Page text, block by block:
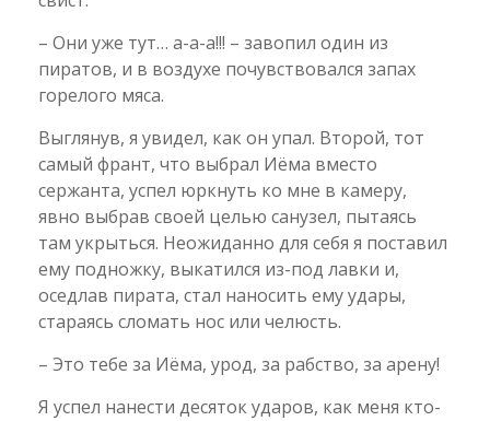
– Они уже тут… а-а-а!!! – завопил один из
пиратов, и в воздухе почувствовался запах
горелого мяса.
Выглянув, я увидел, как он упал. Второй, тот
самый франт, что выбрал Иёма вместо
сержанта, успел юркнуть ко мне в камеру,
явно выбрав своей целью санузел, пытаясь
там укрыться. Неожиданно для себя я поставил
ему подножку, выкатился из-под лавки и,
оседлав пирата, стал наносить ему удары,
стараясь сломать нос или челюсть.
– Это тебе за Иёма, урод, за рабство, за арену!
Я успел нанести десяток ударов, как меня кто-